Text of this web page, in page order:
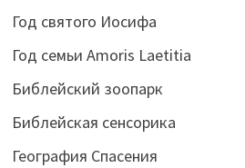
Год святого Иосифа
Год семьи Amoris Laetitia
Библейский зоопарк
Библейская сенсорика
География Спасения